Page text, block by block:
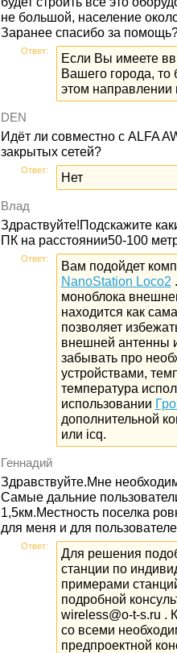
не большой, население
Заранее спасибо за
Ответ:
Если Вы имеете
Вашего города,
этом направлении
DEN
Идёт ли совместно с ALFA
закрытых сетей?
Ответ: Нет
Влад
Здраствуйте!Подскажите
ПК на расстоянии50-100
Ответ:
Вам подойдет
NanoStation Loco2
моноблока
находится как
позволяет
внешней антенны
забывать про
устройствами,
температура
использовании
дополнительной
или icq.
Геннадий
Здравствуйте.Мне
Самые дальние
1,5км.Местность поселка
для меня и для
Ответ:
Для решения
станции по
примерами
подробной
wireless@o-t-s.ru .
со всеми
предпроектной